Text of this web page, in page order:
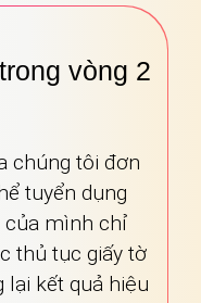
vòng 2
chúng tôi đơn
tuyển dụng
của mình chỉ
thủ tục giấy tờ
lại kết quả hiệu